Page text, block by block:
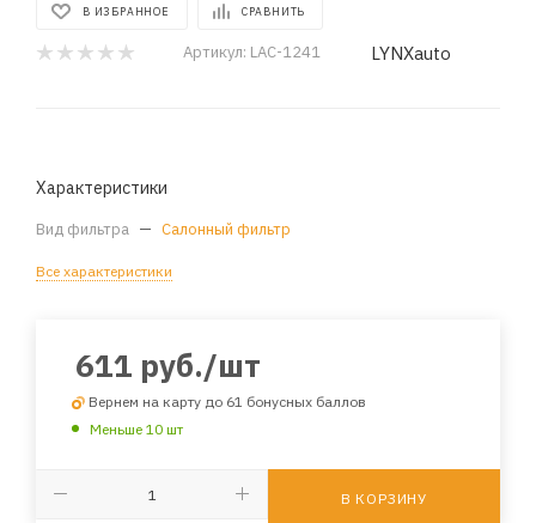
В ИЗБРАННОЕ СРАВНИТЬ
Артикул: LAC-1241 LYNXauto
Характеристики
Вид фильтра — Салонный фильтр
Все характеристики
611 руб./шт
Вернем на карту до 61 бонусных баллов
Меньше 10 шт
В КОРЗИНУ